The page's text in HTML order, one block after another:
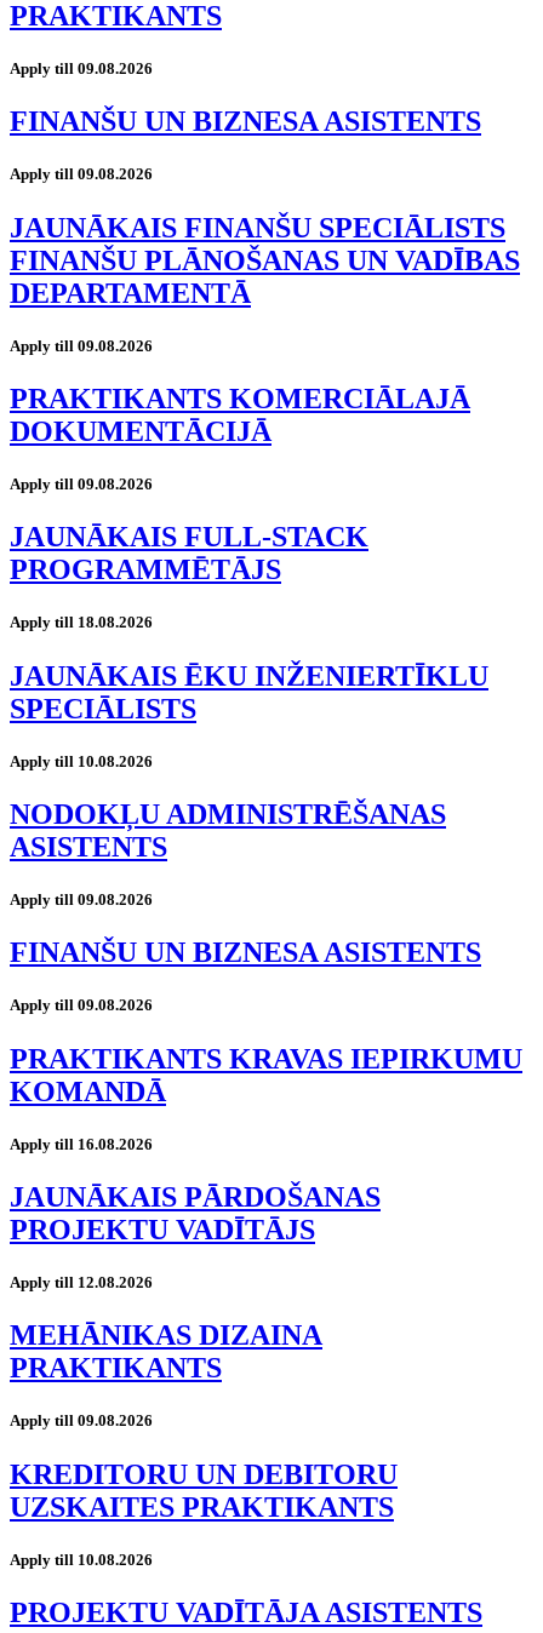
PRAKTIKANTS
Apply till 09.08.2026
FINANŠU UN BIZNESA ASISTENTS
Apply till 09.08.2026
JAUNĀKAIS FINANŠU SPECIĀLISTS
FINANŠU PLĀNOŠANAS UN VADĪBAS
DEPARTAMENTĀ
Apply till 09.08.2026
PRAKTIKANTS KOMERCIĀLAJĀ
DOKUMENTĀCIJĀ
Apply till 09.08.2026
JAUNĀKAIS FULL-STACK
PROGRAMMĒTĀJS
Apply till 18.08.2026
JAUNĀKAIS ĒKU INŽENIERTĪKLU
SPECIĀLISTS
Apply till 10.08.2026
NODOKĻU ADMINISTRĒŠANAS
ASISTENTS
Apply till 09.08.2026
FINANŠU UN BIZNESA ASISTENTS
Apply till 09.08.2026
PRAKTIKANTS KRAVAS IEPIRKUMU
KOMANDĀ
Apply till 16.08.2026
JAUNĀKAIS PĀRDOŠANAS
PROJEKTU VADĪTĀJS
Apply till 12.08.2026
MEHĀNIKAS DIZAINA
PRAKTIKANTS
Apply till 09.08.2026
KREDITORU UN DEBITORU
UZSKAITES PRAKTIKANTS
Apply till 10.08.2026
PROJEKTU VADĪTĀJA ASISTENTS